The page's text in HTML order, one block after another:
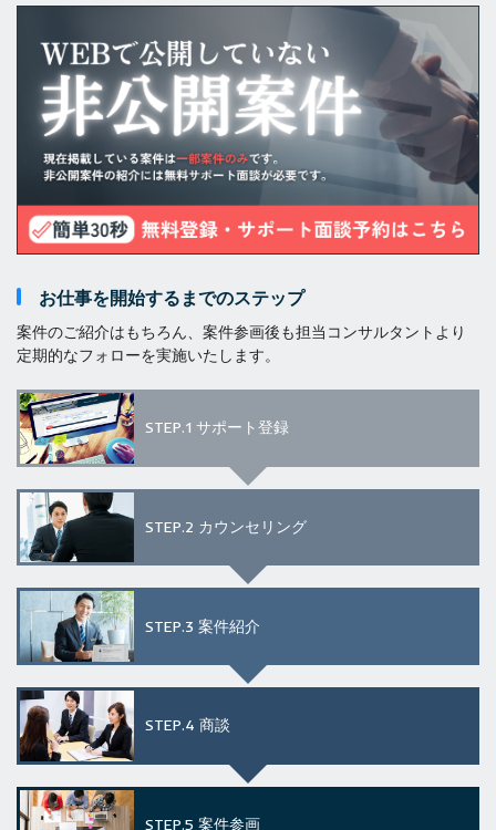
お仕事を開始するまでのステップ
案件のご紹介はもちろん、案件参画後も担当コンサルタントより
定期的なフォローを実施いたします。
STEP.1 サポート登録
STEP.2 カウンセリング
STEP.3 案件紹介
STEP.4 商談
STEP.5 案件参画